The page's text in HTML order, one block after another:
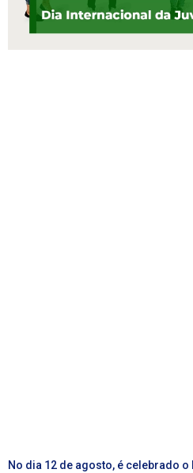
No dia 12 de agosto, é celebrado